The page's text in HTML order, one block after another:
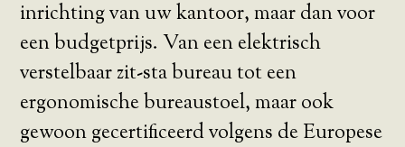
inrichting van uw kantoor, maar dan voor
een budgetprijs. Van een elektrisch
verstelbaar zit-sta bureau tot een
ergonomische bureaustoel, maar ook
gewoon gecertificeerd volgens de Europese